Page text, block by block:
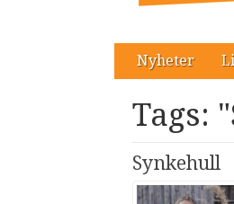
Nyheter
Tags:
Synkehull